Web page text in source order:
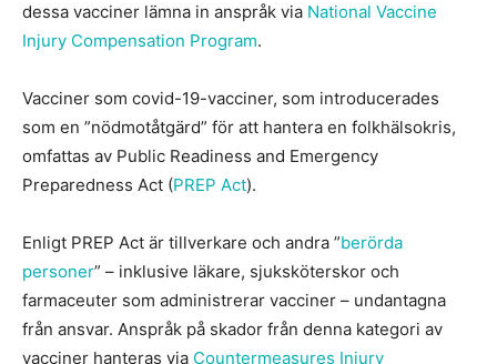
dessa vacciner lämna in anspråk via National Vaccine
Injury Compensation Program.
Vacciner som covid-19-vacciner, som introducerades
som en ”nödmotåtgärd” för att hantera en folkhälsokris,
omfattas av Public Readiness and Emergency
Preparedness Act (PREP Act).
Enligt PREP Act är tillverkare och andra ”berörda
personer” – inklusive läkare, sjuksköterskor och
farmaceuter som administrerar vacciner – undantagna
från ansvar. Anspråk på skador från denna kategori av
vacciner hanteras via Countermeasures Injury